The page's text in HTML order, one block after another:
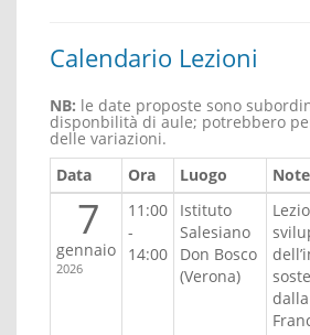
Calendario Lezioni
NB: le date proposte sono
disponbilità di aule; potrebbero
delle variazioni.
Data
Ora Luogo Note
7
gennaio
2026
11:00
-
14:00
Istituto
Salesiano
Don Bosco
(Verona)